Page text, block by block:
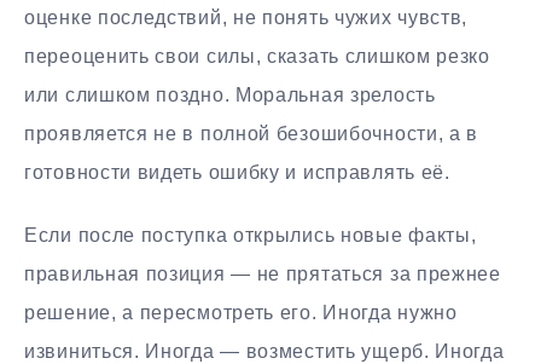
оценке последствий, не понять чужих чувств,
переоценить свои силы, сказать слишком резко
или слишком поздно. Моральная зрелость
проявляется не в полной безошибочности, а в
готовности видеть ошибку и исправлять её.
Если после поступка открылись новые факты,
правильная позиция — не прятаться за прежнее
решение, а пересмотреть его. Иногда нужно
извиниться. Иногда — возместить ущерб. Иногда